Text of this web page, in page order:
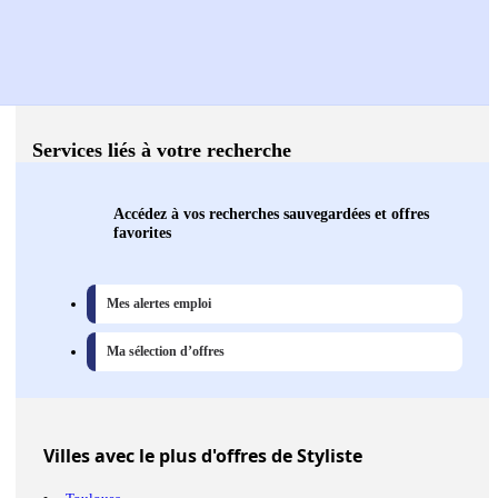
Services liés à votre recherche
Accédez à vos recherches sauvegardées et offres
favorites
Mes alertes emploi
Ma sélection d’offres
Villesavec le plus d'offres de Styliste